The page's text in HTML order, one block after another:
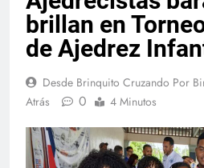
brillan en
de Ajedrez
Desde Brinquito Cruzando Por
Atrás
0 4 Minutos